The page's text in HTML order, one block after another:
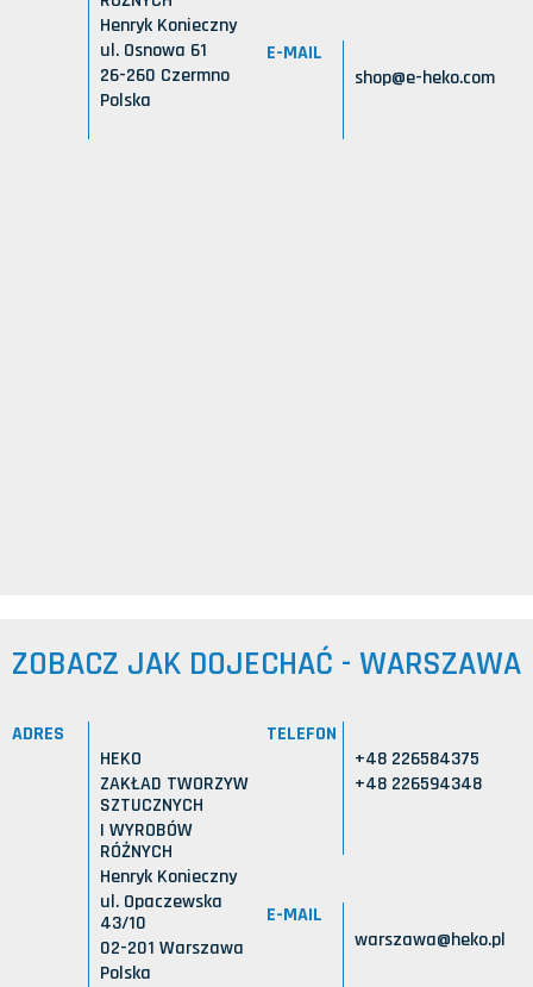
Henryk Konieczny
ul. Osnowa 61
26-260 Czermno
Polska
E-MAIL
shop@e-heko.com
ZOBACZ JAK DOJECHAĆ - WARSZAWA
ADRES
HEKO
ZAKŁAD TWORZYW
SZTUCZNYCH
I WYROBÓW
RÓŻNYCH
Henryk Konieczny
ul. Opaczewska
43/10
02-201 Warszawa
Polska
TELEFON
+48 226584375
+48 226594348
E-MAIL
warszawa@heko.pl